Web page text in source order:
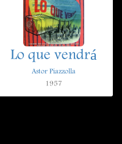
Lo que vendrá
Astor Piazzolla
1957